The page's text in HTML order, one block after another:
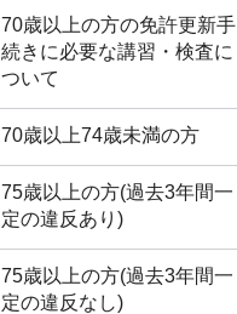
70歳以上の方の免許更新手
続きに必要な講習・検査に
ついて
70歳以上74歳未満の方
75歳以上の方(過去3年間一
定の違反あり)
75歳以上の方(過去3年間一
定の違反なし)